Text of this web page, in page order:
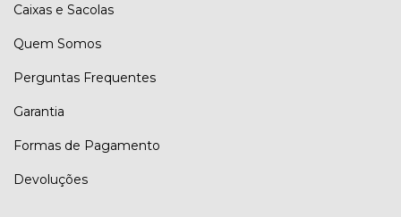
Caixas e Sacolas
Quem Somos
Perguntas Frequentes
Garantia
Formas de Pagamento
Devoluções